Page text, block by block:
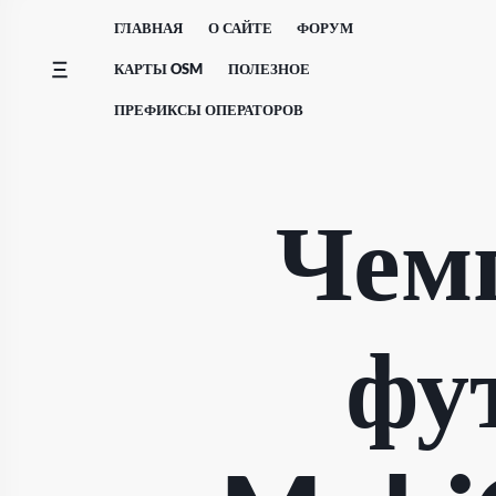
содержимому
ГЛАВНАЯ О САЙТЕ ФОРУМ
КАРТЫ OSM ПОЛЕЗНОЕ
ПРЕФИКСЫ ОПЕРАТОРОВ